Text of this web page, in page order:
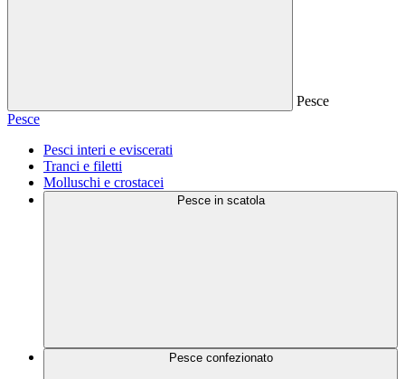
Pesce
Pesce
Pesci interi e eviscerati
Tranci e filetti
Molluschi e crostacei
Pesce in scatola
Pesce confezionato